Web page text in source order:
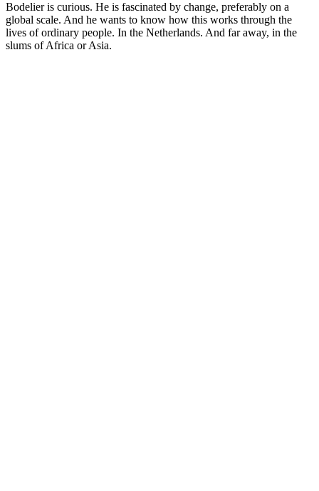
Bodelier is curious. He is fascinated by change, preferably on a
global scale. And he wants to know how this works through the
lives of ordinary people. In the Netherlands. And far away, in the
slums of Africa or Asia.